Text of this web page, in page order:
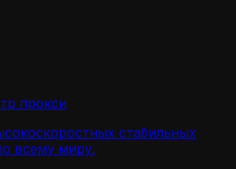
прокси
стабильных
всему миру.